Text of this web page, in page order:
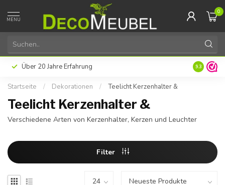
MENU
0
Über 20 Jahre Erfahrung 9.3
Startseite / Dekorationen / Teelicht Kerzenhalter &
Teelicht Kerzenhalter &
Verschiedene Arten von Kerzenhalter, Kerzen und Leuchter
Filter